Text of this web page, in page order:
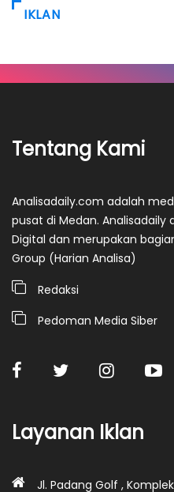
IKLAN
Tentang Kami
Analisadaily.com adalah
pusat di Medan. Analisadaily
Digital dan merupakan
Group (Harian Analisa)
Redaksi
Pedoman Media Siber
Layanan Iklan
Jl. Padang Golf ,